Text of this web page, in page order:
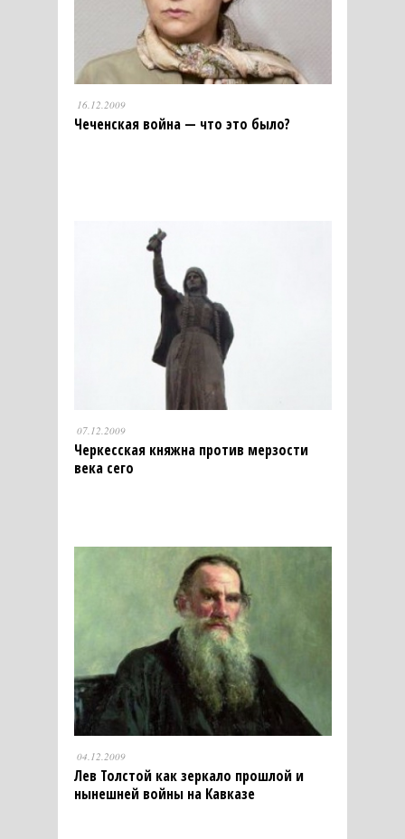
16.12.2009
Чеченская война — что это было?
07.12.2009
Черкесская княжна против мерзости
века сего
04.12.2009
Лев Толстой как зеркало прошлой и
нынешней войны на Кавказе